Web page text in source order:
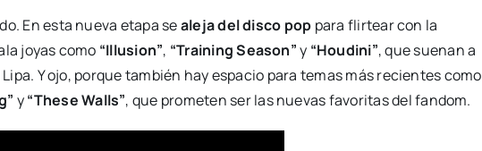
En esta nueva etapa sealeja del disco pop para flirtear con la
joyas como “Illusion”, “Training Season”y “Houdini”, que suenan a
Y ojo, porque también hay espacio para temas más recientes como
y“These Walls”, que prometen ser las nuevas favoritas del fandom.